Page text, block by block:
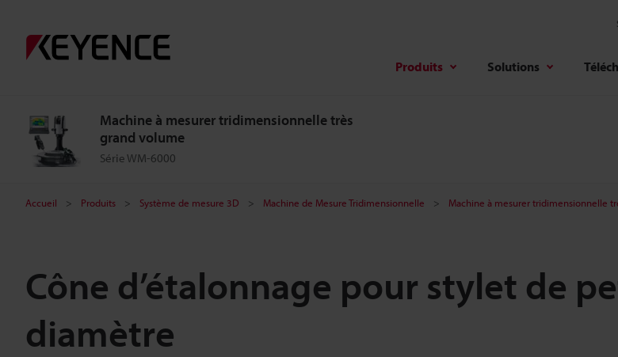
Produits Solutions
Machine à mesurer tridimensionnelle très
grand volume
Série WM-6000
Accueil Produits Système de mesure 3D Machine de Mesure Tridimensionnelle Machine à mesurer tridimensionnelle
Cône d’étalonnage pour stylet de
diamètre